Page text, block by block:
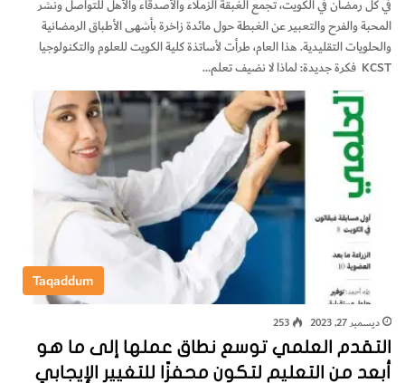
في كل رمضان في الكويت، تجمع الغبقة الزملاء والأصدقاء والأهل للتواصل ونشر
المحبة والفرح والتعبير عن الغبطة حول مائدة زاخرة بأشهى الأطباق الرمضانية
والحلويات التقليدية. هذا العام، طرأت لأساتذة كلية الكويت للعلوم والتكنولوجيا
KCST فكرة جديدة: لماذا لا نضيف تعلم…
Taqaddum
ديسمبر 27, 2023 253
التقدم العلمي توسع نطاق عملها إلى ما هو
أبعد من التعليم لتكون محفزًا للتغيير الإيجابي